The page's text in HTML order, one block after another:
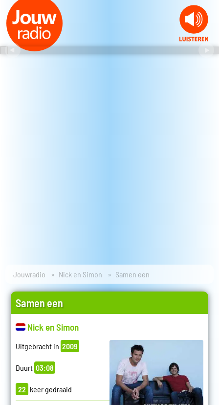
Jouwradio Nick en Simon Samen een
Samen een
Nick en Simon
Uitgebracht in 2009
Duurt 03:08
22 keer gedraaid